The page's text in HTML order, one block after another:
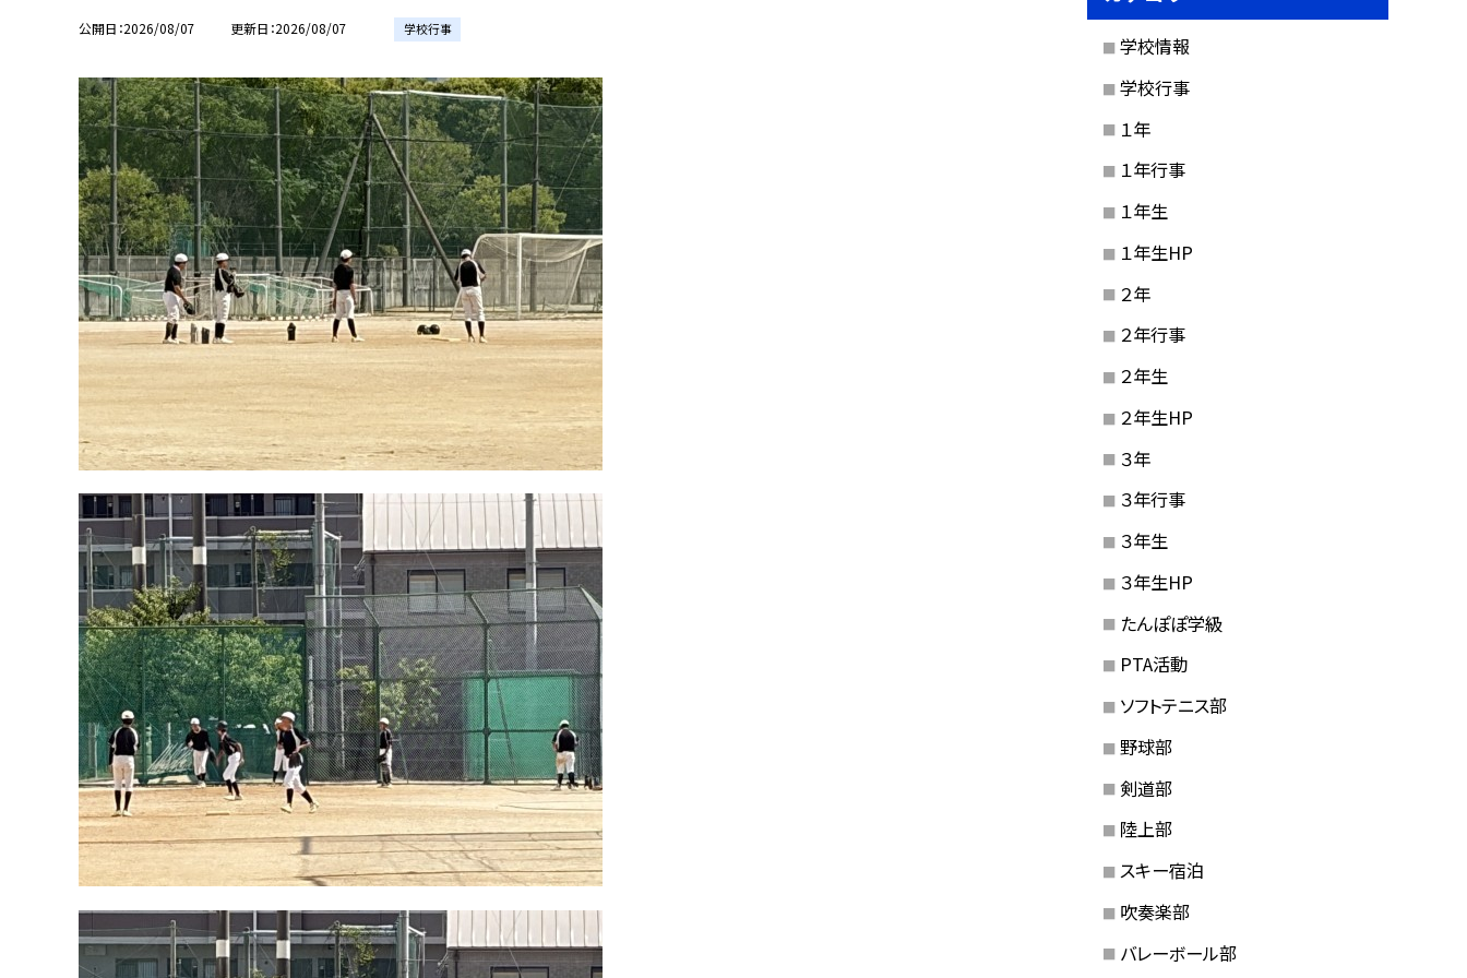
公開日 2026/08/07 更新日 2026/08/07 学校行事
学校情報
学校行事
１年
１年行事
１年生
１年生HP
２年
２年行事
２年生
２年生HP
３年
３年行事
３年生
３年生HP
たんぽぽ学級
PTA活動
ソフトテニス部
野球部
剣道部
陸上部
スキー宿泊
吹奏楽部
バレーボール部